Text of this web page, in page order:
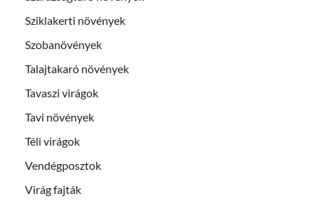
Sziklakerti növények
Szobanövények
Talajtakaró növények
Tavaszi virágok
Tavi növények
Téli virágok
Vendégposztok
Virág fajták